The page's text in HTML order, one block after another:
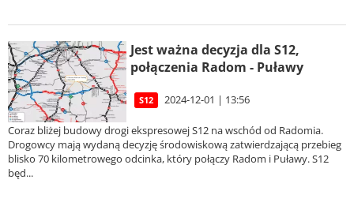
Jest ważna decyzja dla S12,
połączenia Radom - Puławy
S12 2024-12-01 | 13:56
Coraz bliżej budowy drogi ekspresowej S12 na wschód od Radomia.
Drogowcy mają wydaną decyzję środowiskową zatwierdzającą przebieg
blisko 70 kilometrowego odcinka, który połączy Radom i Puławy. S12
będ...